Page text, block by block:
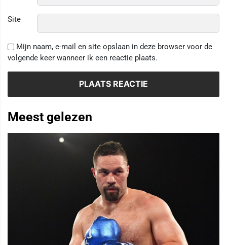
Site
Mijn naam, e-mail en site opslaan in deze browser voor de
volgende keer wanneer ik een reactie plaats.
Meest gelezen